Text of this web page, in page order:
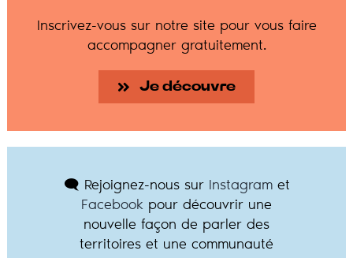
Inscrivez-vous sur notre site pour vous faire
accompagner gratuitement.
Je découvre
🗨️ Rejoignez-nous sur Instagramet
Facebook pour découvrir une
nouvelle façon de parler des
territoires et une communauté